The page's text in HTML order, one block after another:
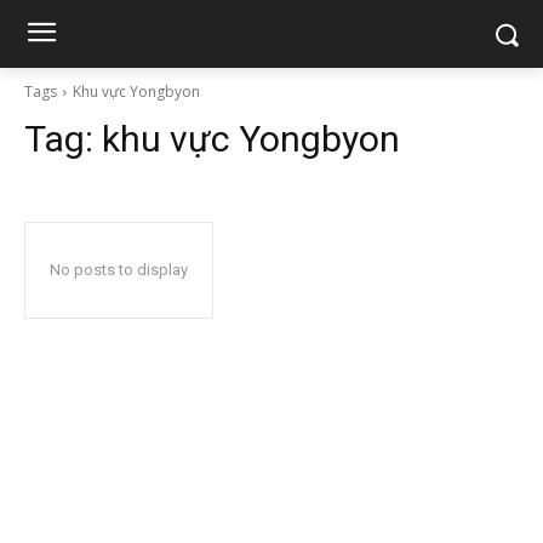
Tags Khu vực Yongbyon
Tag: khu vực Yongbyon
No posts to display